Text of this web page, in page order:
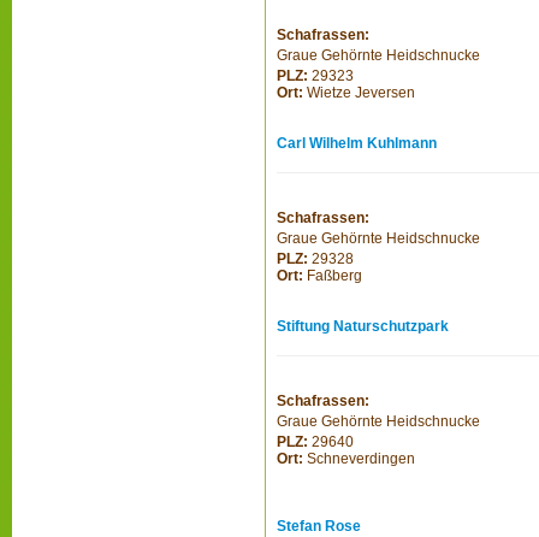
Schafrassen:
Graue Gehörnte Heidschnucke
PLZ: 29323
Ort: Wietze Jeversen
Carl Wilhelm Kuhlmann
Schafrassen:
Graue Gehörnte Heidschnucke
PLZ: 29328
Ort: Faßberg
Stiftung Naturschutzpark
Schafrassen:
Graue Gehörnte Heidschnucke
PLZ: 29640
Ort: Schneverdingen
Stefan Rose